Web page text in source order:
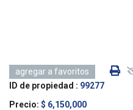
agregar a favoritos
ID de propiedad : 99277
Precio: $ 6,150,000